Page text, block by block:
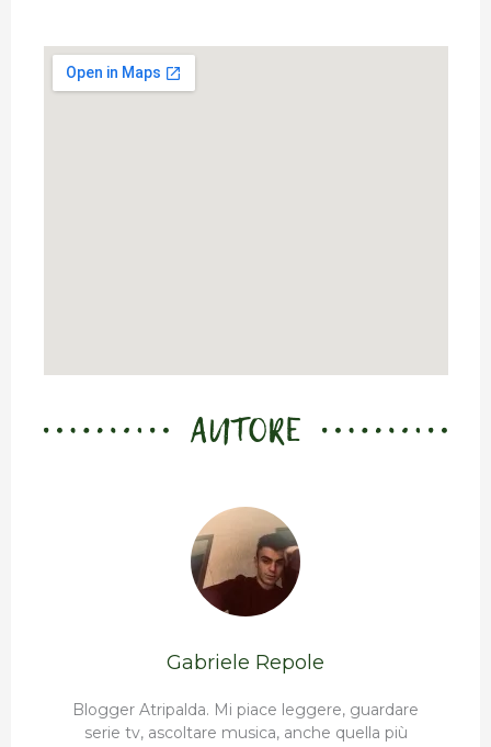
AUTORE
Gabriele Repole
Blogger Atripalda. Mi piace leggere, guardare
serie tv, ascoltare musica, anche quella più